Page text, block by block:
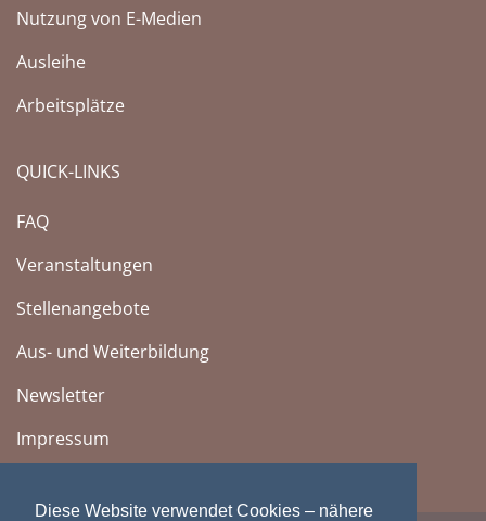
Diese Website verwendet Cookies – nähere
Nutzung von E-Medien
Ausleihe
Arbeitsplätze
QUICK-LINKS
FAQ
Veranstaltungen
Stellenangebote
Aus- und Weiterbildung
Newsletter
Impressum